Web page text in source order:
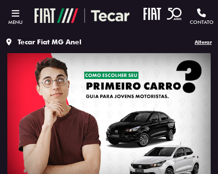
MENU CONTATO
Tecar Fiat MG Anel Alterar